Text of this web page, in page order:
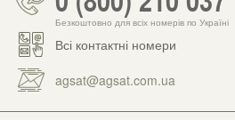
Безкоштовно для всіх номерів по Україні
Всі контактні номери
agsat@agsat.com.ua